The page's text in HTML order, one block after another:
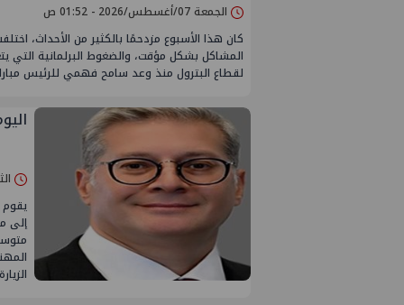
الجمعة 07/أغسطس/2026 - 01:52 ص
كان هذا الأسبوع مزدحمًا بالكثير من الأحداث،
المشاكل بشكل مؤقت، والضغوط البرلمانية التي
لقطاع البترول منذ وعد سامح فهمي للرئيس
يقوم
إلى